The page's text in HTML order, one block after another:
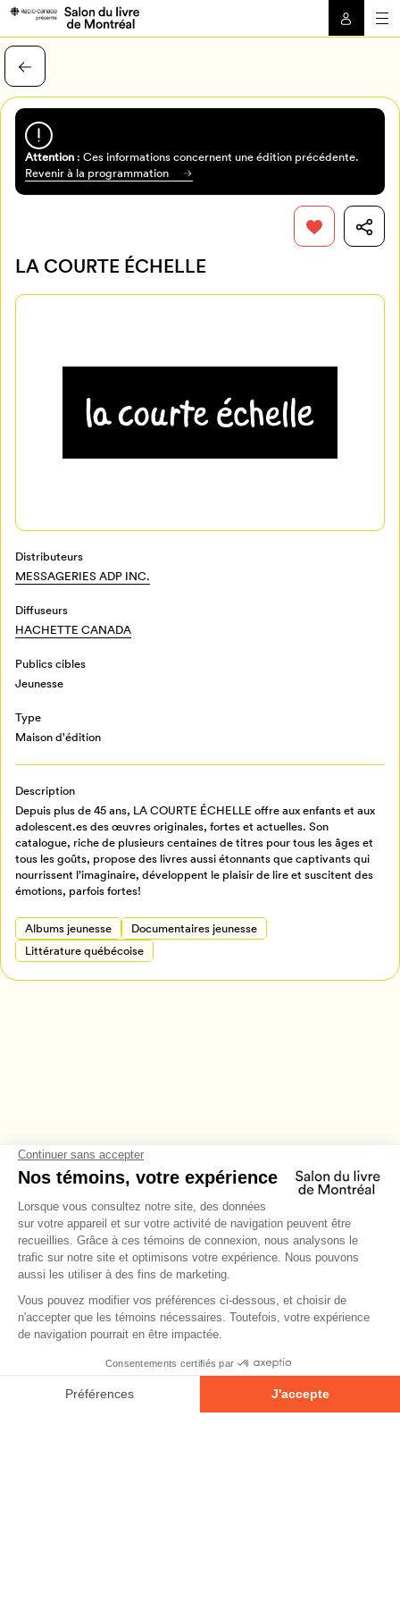
Programmation
Billetterie
Retour à l’accueil
Attention: Ces informations concernent une édition précédente.
Revenir à la programmation
LA COURTE ÉCHELLE
Distributeurs
MESSAGERIES ADP INC.
Diffuseurs
HACHETTE CANADA
Publics cibles
Jeunesse
Type
Maison d'édition
Description
Depuis plus de 45 ans, LA COURTE ÉCHELLE offre aux enfants et aux
adolescent.es des œuvres originales, fortes et actuelles. Son
catalogue, riche de plusieurs centaines de titres pour tous les âges et
tous les goûts, propose des livres aussi étonnants que captivants qui
nourrissent l’imaginaire, développent le plaisir de lire et suscitent des
émotions, parfois fortes!
Albums jeunesse
Documentaires jeunesse
Littérature québécoise
connectez-vous ou créez votre profil
Annuler